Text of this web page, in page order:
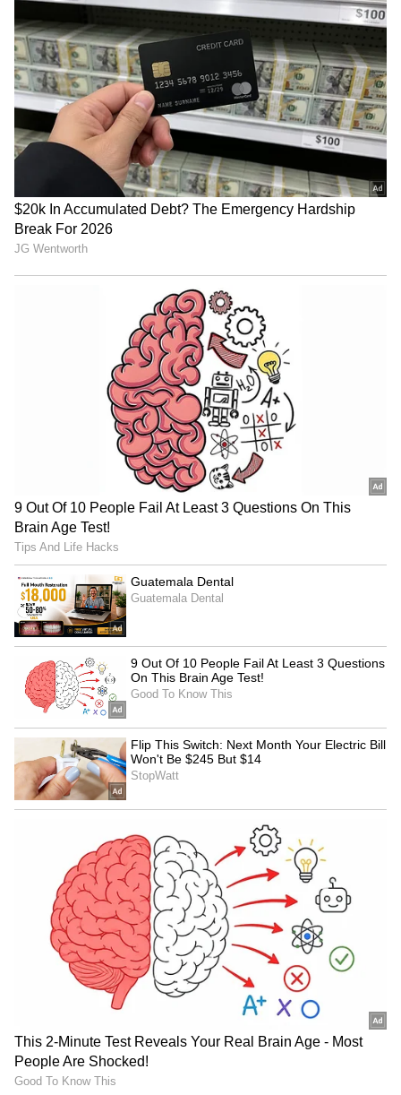
ಮಹಿಳೆಯರಿಗೆ ಅಹಂ ಸಮಸ್ಯೆ, ಕರ್ನಲ್‌ ಆಗಲು ಅವರು
ಅರ್ಹರಲ್ಲ: ಟಾಪ್‌ ಜನರಲ್‌ ವರದಿ
ಗ್ರಾಂಧಿ ಕೇವಲ ಐಪಿಎಲ್‌ ಮೂಲಕ ಮಾತ್ರವೇ ಹೆಸರು
ಮಾಡಿಲ್ಲ. ವಿವಿಧ ಸ್ಪೋರ್ಟ್ಸ್‌ ಉದ್ಯಮಗಳನ್ನೂ ಹೆಸರು
ಮಾಡಿದ್ದಾರೆ. ತಮ್ಮ ವ್ಯಾಪಾರದ ಕುಶಾಗ್ರಮತಿಗೆ
ಹೆಸರುವಾಸಿಯಾಗಿರುವ ಕಿರಣ್ ಗ್ರಾಂಧಿ ಅವರು GMR
ಗುಂಪಿನಲ್ಲಿ ಮೂಲಸೌಕರ್ಯ, ಕ್ರೀಡೆ ಮತ್ತು ಹಣಕಾಸು
ಖಾತೆಗಳನ್ನು ಸಲೀಸಾಗಿ ನಿರ್ವಹಣೆ ಮಾಡುತ್ತಿದ್ದಾರೆ.
Shetty speech | Suvarna News
ಶೇ.50 ರಿಂದ ಶೇ.18 ಕ್ಕೆ TAX ಇಳಿಕೆ: ಮೋದಿ-
ಟ್ರಂಪ್ ಐತಿಹಾಸಿಕ ಒಪ್ಪಂದ | India US
Trade Deal | Party Rounds